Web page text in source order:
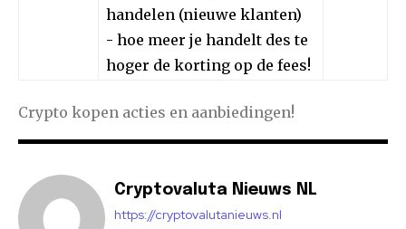
handelen (nieuwe klanten)
- hoe meer je handelt des te
hoger de korting op de fees!
Crypto kopen acties en aanbiedingen!
Cryptovaluta Nieuws NL
https://cryptovalutanieuws.nl